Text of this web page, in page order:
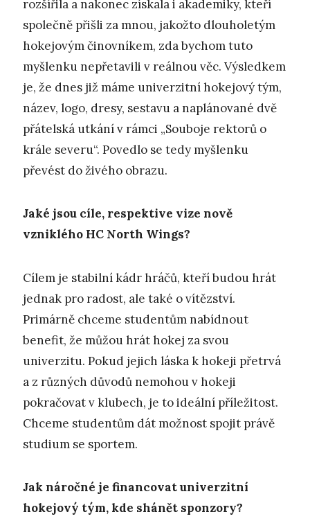
rozšířila a nakonec získala i akademiky, kteří
společně přišli za mnou, jakožto dlouholetým
hokejovým činovníkem, zda bychom tuto
myšlenku nepřetavili v reálnou věc. Výsledkem
je, že dnes již máme univerzitní hokejový tým,
název, logo, dresy, sestavu a naplánované dvě
přátelská utkání v rámci „Souboje rektorů o
krále severu“. Povedlo se tedy myšlenku
převést do živého obrazu.
Jaké jsou cíle, respektive vize nově
vzniklého HC North Wings?
Cílem je stabilní kádr hráčů, kteří budou hrát
jednak pro radost, ale také o vítězství.
Primárně chceme studentům nabídnout
benefit, že můžou hrát hokej za svou
univerzitu. Pokud jejich láska k hokeji přetrvá
a z různých důvodů nemohou v hokeji
pokračovat v klubech, je to ideální příležitost.
Chceme studentům dát možnost spojit právě
studium se sportem.
Jak náročné je financovat univerzitní
hokejový tým, kde shánět sponzory?